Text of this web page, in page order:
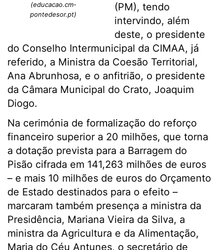
(educacao.cm-
pontedesor.pt)
(PM), tendo
intervindo, além
deste, o presidente
do Conselho Intermunicipal da CIMAA, já
referido, a Ministra da Coesão Territorial,
Ana Abrunhosa, e o anfitrião, o presidente
da Câmara Municipal do Crato, Joaquim
Diogo.
Na cerimónia de formalização do reforço
financeiro superior a 20 milhões, que torna
a dotação prevista para a Barragem do
Pisão cifrada em 141,263 milhões de euros
– e mais 10 milhões de euros do Orçamento
de Estado destinados para o efeito –
marcaram também presença a ministra da
Presidência, Mariana Vieira da Silva, a
ministra da Agricultura e da Alimentação,
Maria do Céu Antunes, o secretário de